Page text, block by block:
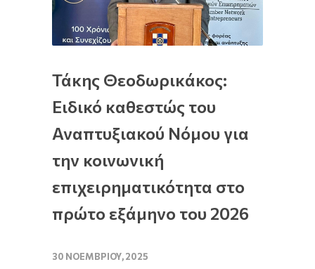
Τάκης Θεοδωρικάκος:
Ειδικό καθεστώς του
Αναπτυξιακού Νόμου για
την κοινωνική
επιχειρηματικότητα στο
πρώτο εξάμηνο του 2026
30 ΝΟΕΜΒΡΊΟΥ, 2025